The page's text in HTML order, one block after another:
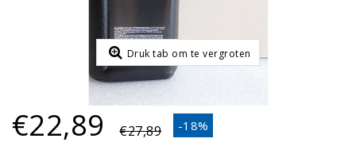
Druk tab om te vergroten
-18%
€22,89 €27,89